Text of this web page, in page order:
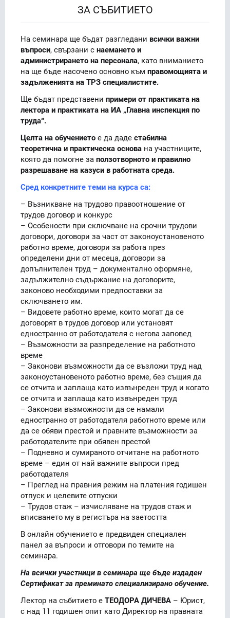
ЗА СЪБИТИЕТО
На семинара ще бъдат разгледани всички важни
въпроси, свързани с наемането и
администрирането на персонала, като вниманието
на ще бъде насочено основно към правомощията и
задълженията на ТРЗ специалистите.
Ще бъдат представени примери от практиката на
лектора и практиката на ИА „Главна инспекция по
труда“.
Целта на обучението е да даде стабилна
теоретична и практическа основа на участниците,
която да помогне за ползотворното и правилно
разрешаване на казуси в работната среда.
Сред конкретните теми на курса са:
– Възникване на трудово правоотношение от
трудов договор и конкурс
– Особености при сключване на срочни трудови
договори, договори за част от законоустановеното
работно време, договори за работа през
определени дни от месеца, договори за
допълнителен труд – документално оформяне,
задължително съдържание на договорите,
законово необходими предпоставки за
сключването им.
– Видовете работно време, които могат да се
договорят в трудов договор или установят
едностранно от работодателя с негова заповед
– Възможности за разпределение на работното
време
– Законови възможности да се възложи труд над
законоустановеното работно време, без същия да
се отчита и заплаща като извънреден труд и когато
се отчита и заплаща като извънреден труд
– Законови възможности да се намали
едностранно от работодателя работното време или
да се обяви престой и правните възможности за
работодателите при обявен престой
– Подневно и сумираното отчитане на работното
време – един от най важните въпроси пред
работодателя
– Преглед на правния режим на платения годишен
отпуск и целевите отпуски
– Трудов стаж – изчисляване на трудов стаж и
вписването му в регистъра на заетостта
В онлайн обучението е предвиден специален
панел за въпроси и отговори по темите на
семинара.
На всички участници в семинара ще бъде издаден
Сертификат за преминато специализирано обучение.
Лектор на събитието е ТЕОДОРА ДИЧЕВА – Юрист,
с над 11 годишен опит като Директор на правната